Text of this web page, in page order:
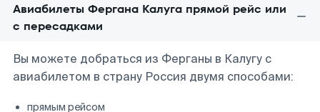
Авиабилеты Фергана Калуга прямой рейс или
с пересадками
Вы можете добраться из Ферганы в Калугу с
авиабилетом в страну Россия двумя способами:
прямым рейсом